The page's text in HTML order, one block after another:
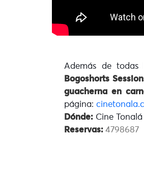
Además de todas
Bogoshorts
guacherna en
página:
Dónde: Cine
Reservas: 4798687